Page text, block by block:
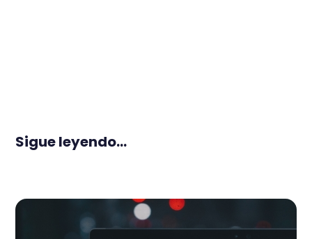
Sigue leyendo...